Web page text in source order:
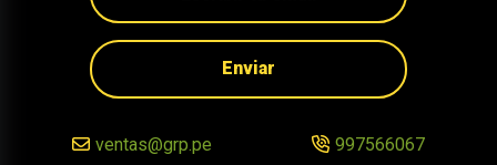
Enviar
ventas@grp.pe 997566067